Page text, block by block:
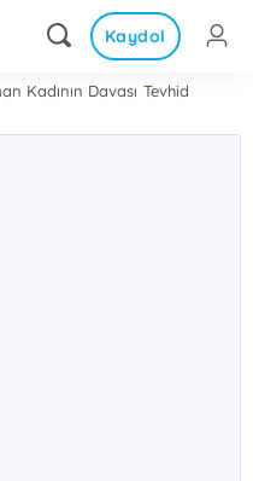
Kaydol
Kadının Davası Tevhid